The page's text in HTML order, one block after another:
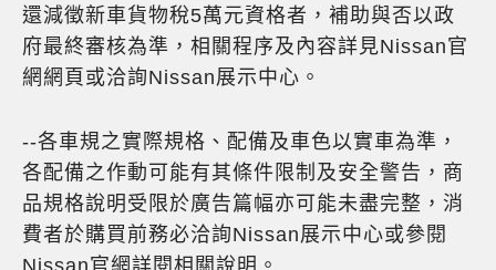
還減徵新車貨物稅5萬元資格者，補助與否以政
府最終審核為準，相關程序及內容詳見Nissan官
網網頁或洽詢Nissan展示中心。
--各車規之實際規格、配備及車色以實車為準，
各配備之作動可能有其條件限制及安全警告，商
品規格說明受限於廣告篇幅亦可能未盡完整，消
費者於購買前務必洽詢Nissan展示中心或參閱
Nissan官網詳閱相關說明。